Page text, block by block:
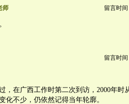
师 留言时间
留言时间
，在广西工作时第二次到访，2000年时
化不少，仍依然记得当年轮廓。